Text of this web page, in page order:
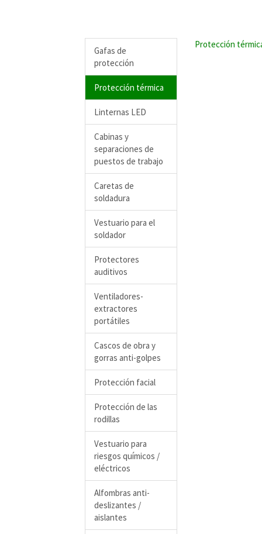
Gafas de
protección
Protección térmica
Linternas LED
Cabinas y
separaciones de
puestos de trabajo
Caretas de
soldadura
Vestuario para el
soldador
Protectores
auditivos
Ventiladores-
extractores
portátiles
Cascos de obra y
gorras anti-golpes
Protección facial
Protección de las
rodillas
Vestuario para
riesgos químicos /
eléctricos
Alfombras anti-
deslizantes /
aislantes
Protección